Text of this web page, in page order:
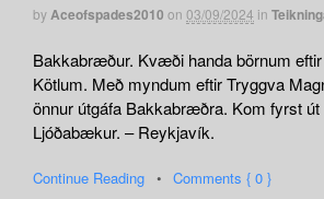
byAceofspades2010 on 03/09/2024 in
Bakkabræður. Kvæði handa börnum
Kötlum. Með myndum eftir Tryggva
önnur útgáfa Bakkabræðra. Kom fyrst út
Ljóðabækur. – Reykjavík.
Continue Reading • Comments { 0 }